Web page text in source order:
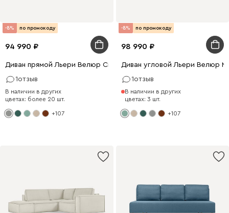
-8% по промокоду
94 990
Диван прямой Льери Велюр Светло-серый
1отзыв
В наличии в других
цветах: более 20 шт.
+107
-8% по промокоду
98 990
Диван угловой Льери Велюр
1отзыв
В наличии в других
цветах: 3 шт.
+107